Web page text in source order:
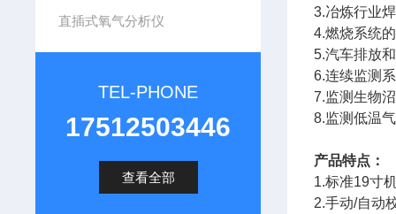
直插式氧气分析仪
TEL-PHONE
17512503446
查看全部
3.冶炼行业
4.燃烧系统
5.汽车排放
6.连续监测
7.监测生物
8.监测低温
产品特点：
1.标准19寸
2.手动/自动